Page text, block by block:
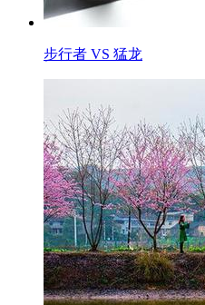
步行者 VS 猛龙